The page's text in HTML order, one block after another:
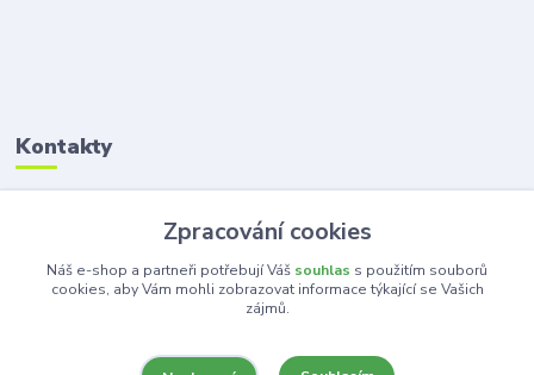
Kontakty
Zákaznická podpora
+420 603 100 966
(Po-Pá, 8-16 hod.)
Zpracování cookies
Náš e-shop a partneři potřebují Váš souhlas s použitím souborů
cookies, aby Vám mohli zobrazovat informace týkající se Vašich
zájmů.